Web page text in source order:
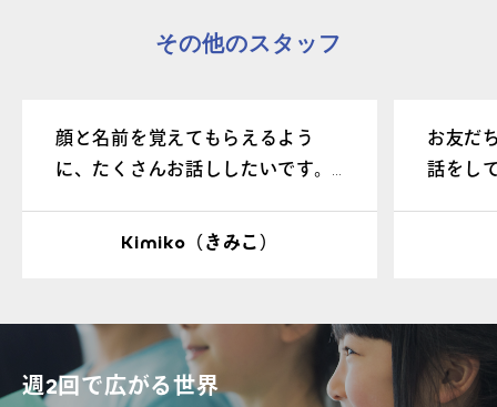
その他のスタッフ
顔と名前を覚えてもらえるよう
に、たくさんお話ししたいです。
ら嬉しいです。Kimiko（きみこ）
お友だ
話をし
週2回で広がる世界